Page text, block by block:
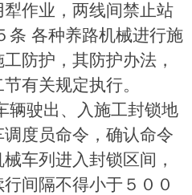
作业，两线间禁止站
条 各种养路机械进行施
防护，其防护办法，
有关规定执行。
辆驶出、入施工封锁地
度员命令，确认命令
车列进入封锁区间，
间隔不得小于５００